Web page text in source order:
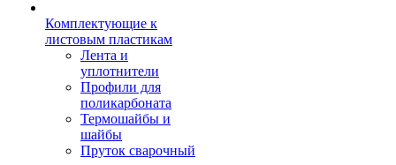
Комплектующие к
листовым пластикам
Лента и
уплотнители
Профили для
поликарбоната
Термошайбы и
шайбы
Пруток сварочный